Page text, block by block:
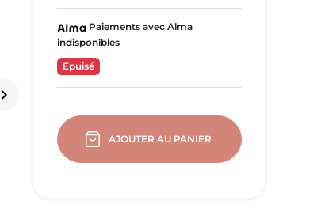
Suivant
keyboard_arrow_right
Paiements avec Alma
indisponibles
Epuisé
AJOUTER AU PANIER